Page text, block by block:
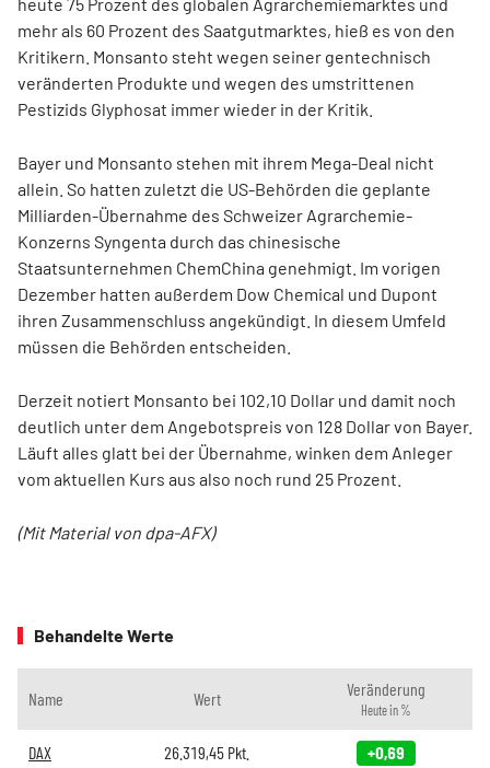
mehr als 60 Prozent des Saatgutmarktes, hieß es von den
Kritikern. Monsanto steht wegen seiner gentechnisch
veränderten Produkte und wegen des umstrittenen
Pestizids Glyphosat immer wieder in der Kritik.
Bayer und Monsanto stehen mit ihrem Mega-Deal nicht
allein. So hatten zuletzt die US-Behörden die geplante
Milliarden-Übernahme des Schweizer Agrarchemie-
Konzerns Syngenta durch das chinesische
Staatsunternehmen ChemChina genehmigt. Im vorigen
Dezember hatten außerdem Dow Chemical und Dupont
ihren Zusammenschluss angekündigt. In diesem Umfeld
müssen die Behörden entscheiden.
Derzeit notiert Monsanto bei 102,10 Dollar und damit noch
deutlich unter dem Angebotspreis von 128 Dollar von Bayer.
Läuft alles glatt bei der Übernahme, winken dem Anleger
vom aktuellen Kurs aus also noch rund 25 Prozent.
(Mit Material von dpa-AFX)
Behandelte Werte
Name Wert Veränderung
Heute in %
DAX 26.319,45 Pkt. +0,69